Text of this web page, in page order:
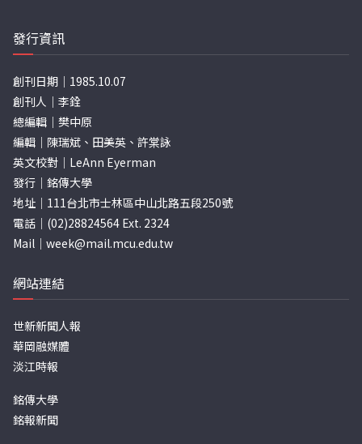
發行資訊
創刊日期｜1985.10.07
創刊人｜李銓
總編輯｜樊中原
編輯｜陳瑞斌、田美英、許棠詠
英文校對｜LeAnn Eyerman
發行｜銘傳大學
地址｜111台北市士林區中山北路五段250號
電話｜(02)28824564 Ext. 2324
Mail｜ week@mail.mcu.edu.tw
網站連結
世新新聞人報
華岡融媒體
淡江時報
銘傳大學
銘報新聞